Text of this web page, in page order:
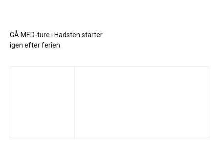
GÅ MED-ture i Hadsten starter
igen efter ferien